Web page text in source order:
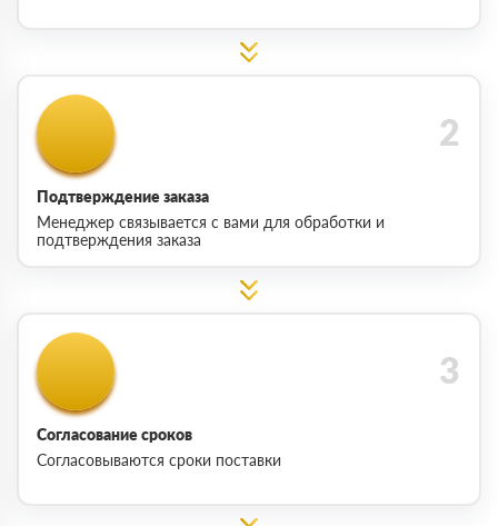
Подтверждение заказа
Менеджер связывается с вами для обработки и
подтверждения заказа
Согласование сроков
Согласовываются сроки поставки